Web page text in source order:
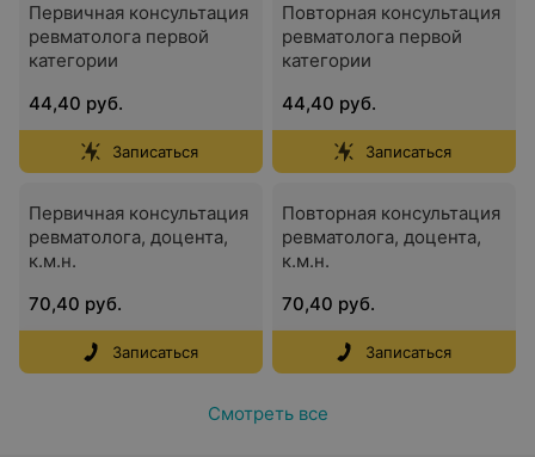
Первичная консультация
ревматолога первой
категории
44,40 руб.
Записаться
Повторная консультация
ревматолога первой
категории
44,40 руб.
Записаться
Первичная консультация
ревматолога, доцента,
к.м.н.
70,40 руб.
Записаться
Повторная консультация
ревматолога, доцента,
к.м.н.
70,40 руб.
Записаться
Смотреть все